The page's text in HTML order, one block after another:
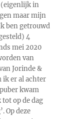
(eigenlijk in
maar mijn
ben getrouwd
4
mei 2020
van
Jorinde &
ik er al achter
kwam
op de dag
Op deze